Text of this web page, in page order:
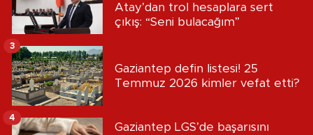
Atay’dan trol hesaplara sert
çıkış: “Seni bulacağım”
Gaziantep defin listesi! 25
Temmuz 2026 kimler vefat etti?
3
Gaziantep LGS’de başarısını
4